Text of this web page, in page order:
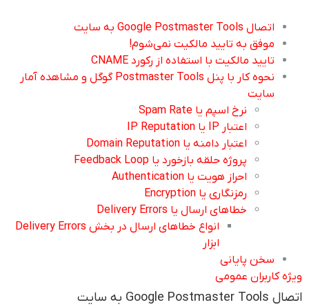
اتصال Google Postmaster Tools به سایت
موفق به تایید مالکیت نمی‌شوم!
تایید مالکیت با استفاده از رکورد CNAME
نحوه کار با پنل Postmaster Tools گوگل و مشاهده آمار
سایت
نرخ اسپم یا Spam Rate
اعتبار IP یا IP Reputation
اعتبار دامنه یا Domain Reputation
پروژه حلقه بازخورد یا Feedback Loop
احراز هویت یا Authentication
رمزنگاری یا Encryption
خطاهای ارسال یا Delivery Errors
انواع خطاهای ارسال در بخش Delivery Errors
ابزار
سخن پایانی
ویژه کاربران عمومی
اتصال Google Postmaster Tools به سایت